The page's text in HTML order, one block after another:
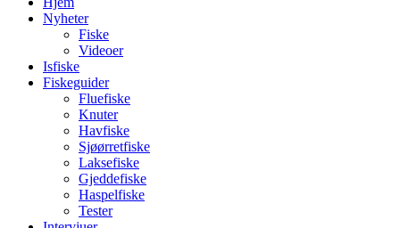
Nyheter
Fiske
Videoer
Isfiske
Fiskeguider
Fluefiske
Knuter
Havfiske
Sjøørretfiske
Laksefiske
Gjeddefiske
Haspelfiske
Tester